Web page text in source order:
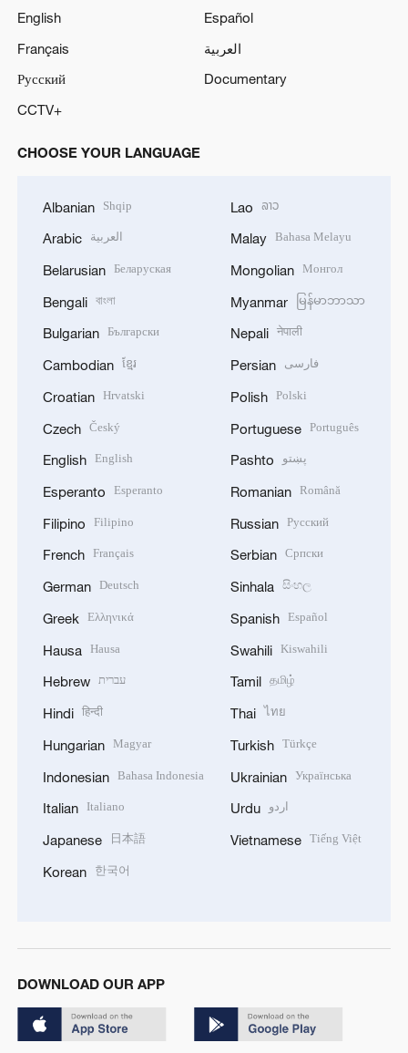
English
Español
Français
العربية
Русский
Documentary
CCTV+
CHOOSE YOUR LANGUAGE
Albanian Shqip
Arabic العربية
Belarusian Беларуская
Bengali বাংলা
Bulgarian Български
Cambodian ខ្មែរ
Croatian Hrvatski
Czech Český
English English
Esperanto Esperanto
Filipino Filipino
French Français
German Deutsch
Greek Ελληνικά
Hausa Hausa
Hebrew עברית
Hindi हिन्दी
Hungarian Magyar
Indonesian Bahasa Indonesia
Italian Italiano
Japanese 日本語
Korean 한국어
Lao ລາວ
Malay Bahasa Melayu
Mongolian Монгол
Myanmar မြန်မာဘာသာ
Nepali नेपाली
Persian فارسی
Polish Polski
Portuguese Português
Pashto پښتو
Romanian Română
Russian Русский
Serbian Српски
Sinhala සිංහල
Spanish Español
Swahili Kiswahili
Tamil தமிழ்
Thai ไทย
Turkish Türkçe
Ukrainian Українська
Urdu اردو
Vietnamese Tiếng Việt
DOWNLOAD OUR APP